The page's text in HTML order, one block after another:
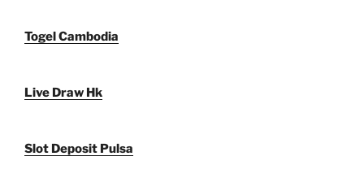
Togel Cambodia
Live Draw Hk
Slot Deposit Pulsa